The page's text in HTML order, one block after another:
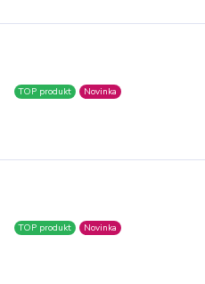
TOP produkt Novinka
TOP produkt Novinka